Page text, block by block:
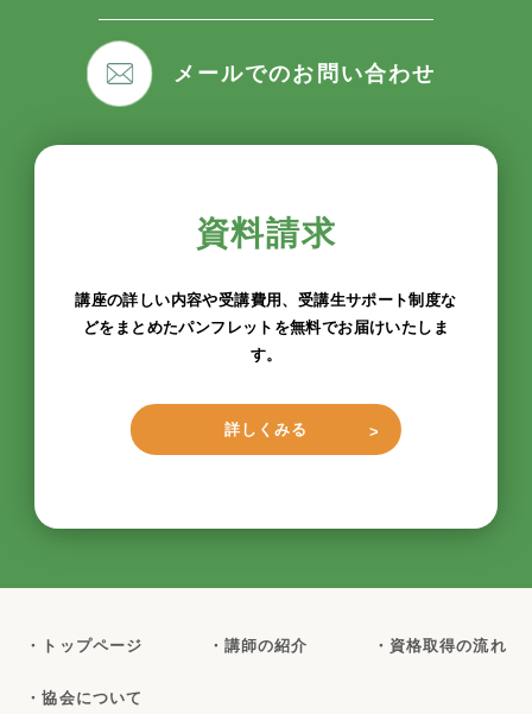
メールでのお問い合わせ
資料請求
講座の詳しい内容や受講費用、受講生サポート制度な
どをまとめたパンフレットを無料でお届けいたしま
す。
詳しくみる
・トップページ ・講師の紹介 ・資格取得の流れ
・協会について